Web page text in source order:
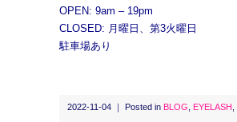
OPEN: 9am – 19pm
CLOSED: 月曜日、第3火曜日
駐車場あり
2022-11-04 ｜ Posted in BLOG EYELASH